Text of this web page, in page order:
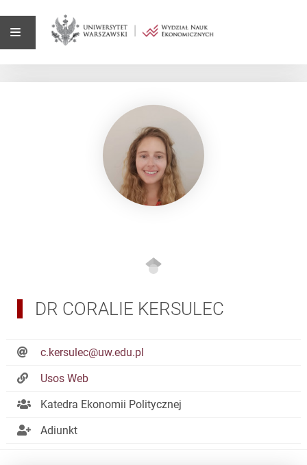
DR CORALIE KERSULEC
c.kersulec@uw.edu.pl
Usos Web
Katedra Ekonomii Politycznej
Adiunkt